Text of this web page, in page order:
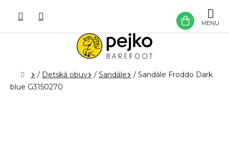
obsah
Domov
/ Detská obuv / Sandále / Sandále Froddo Dark
blue G3150270